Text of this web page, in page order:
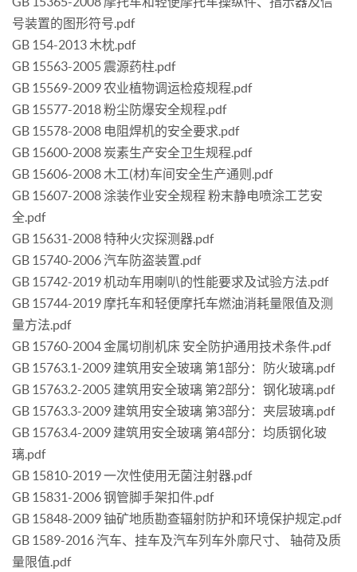
号装置的图形符号.pdf
GB 154-2013 木枕.pdf
GB 15563-2005 震源药柱.pdf
GB 15569-2009 农业植物调运检疫规程.pdf
GB 15577-2018 粉尘防爆安全规程.pdf
GB 15578-2008 电阻焊机的安全要求.pdf
GB 15600-2008 炭素生产安全卫生规程.pdf
GB 15606-2008 木工(材)车间安全生产通则.pdf
GB 15607-2008 涂装作业安全规程 粉末静电喷涂工艺安
全.pdf
GB 15631-2008 特种火灾探测器.pdf
GB 15740-2006 汽车防盗装置.pdf
GB 15742-2019 机动车用喇叭的性能要求及试验方法.pdf
GB 15744-2019 摩托车和轻便摩托车燃油消耗量限值及测
量方法.pdf
GB 15760-2004 金属切削机床 安全防护通用技术条件.pdf
GB 15763.1-2009 建筑用安全玻璃 第1部分：防火玻璃.pdf
GB 15763.2-2005 建筑用安全玻璃 第2部分：钢化玻璃.pdf
GB 15763.3-2009 建筑用安全玻璃 第3部分：夹层玻璃.pdf
GB 15763.4-2009 建筑用安全玻璃 第4部分：均质钢化玻
璃.pdf
GB 15810-2019 一次性使用无菌注射器.pdf
GB 15831-2006 钢管脚手架扣件.pdf
GB 15848-2009 铀矿地质勘查辐射防护和环境保护规定.pdf
GB 1589-2016 汽车、挂车及汽车列车外廓尺寸、 轴荷及质
量限值.pdf